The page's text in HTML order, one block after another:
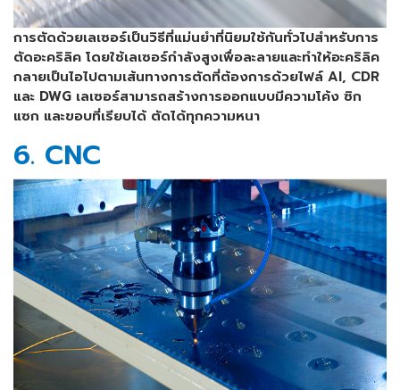
การตัดด้วยเลเซอร์เป็นวิธีที่แม่นยำที่นิยมใช้กันทั่วไปสำหรับการ
ตัดอะคริลิค โดยใช้เลเซอร์กำลังสูงเพื่อละลายและทำให้อะคริลิค
กลายเป็นไอไปตามเส้นทางการตัดที่ต้องการด้วยไฟล์ AI, CDR
และ DWG เลเซอร์สามารถสร้างการออกแบบมีความโค้ง ซิก
แซก และขอบที่เรียบได้ ตัดได้ทุกความหนา
6. CNC